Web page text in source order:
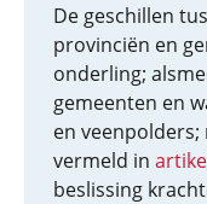
De geschillen
provinciën en
onderling;
gemeenten en
en
vermeld in
beslissing